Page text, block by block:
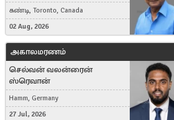
கண்டி, Toronto, Canada
02 Aug, 2026
அகாலமரணம்
செல்வன் வலன்ரைன்
ஸ்ரெவான்
Hamm, Germany
27 Jul, 2026